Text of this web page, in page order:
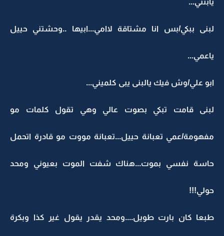
يابنتي...
لبنى ببكي/بس انا مشتاقة لاامي...ابيها ..وحشتني حييل
ياعمي...
ابو علي/وش فيك يالبنى يبى كلميني...
لبنى قامت تبكي بصوت عالي وهي تقول كلمات مو
مفهومة/عمي تعبانة حييل...تعبانة مووت مو قادرة اتحمل
حاسة نفسي بموت...هناك شفت الموت بعيوني ومحد
حولي!!!
طبعا كان بارت طويل....ومحد يقدر يقول غير كذا وبكرة